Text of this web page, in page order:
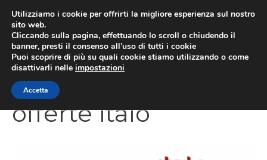
contenuto
offerte Italo
Utilizziamo i cookie per offrirti la migliore esperienza sul nostro
sito web.
Cliccando sulla pagina, effettuando lo scroll o chiudendo il
banner, presti il consenso all’uso di tutti i cookie
Puoi scoprire di più su quali cookie stiamo utilizzando o come
disattivarli nelle impostazioni
Accetta